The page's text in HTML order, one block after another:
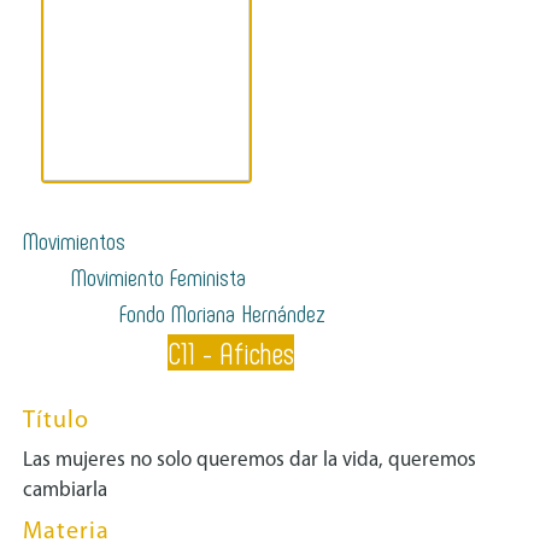
Movimientos
Movimiento Feminista
Fondo Moriana Hernández
C11 - Afiches
Título
Las mujeres no solo queremos dar la vida, queremos
cambiarla
Materia